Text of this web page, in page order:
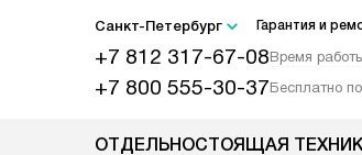
Санкт-Петербург Гарантия и
+7 812 317-67-08Время
+7 800 555-30-37Бесплатно
ОТДЕЛЬНОСТОЯЩАЯ